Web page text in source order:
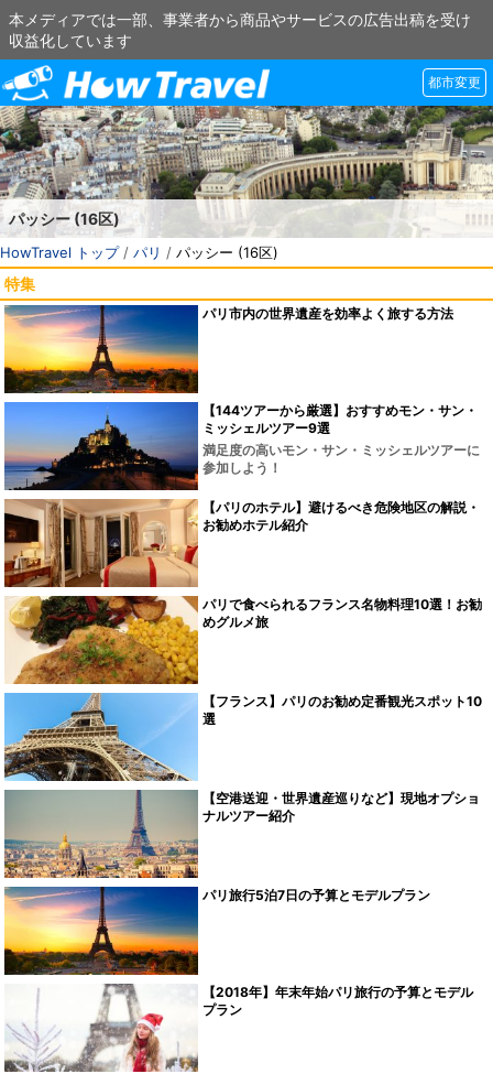
本メディアでは一部、事業者から商品やサービスの広告出稿を受け
収益化しています
都市変更
パッシー (16区)
HowTravel トップ/ パリ / パッシー (16区)
特集
パリ市内の世界遺産を効率よく旅する方法
【144ツアーから厳選】おすすめモン・サン・
ミッシェルツアー9選
満足度の高いモン・サン・ミッシェルツアーに
参加しよう！
【パリのホテル】避けるべき危険地区の解説・
お勧めホテル紹介
パリで食べられるフランス名物料理10選！お勧
めグルメ旅
【フランス】パリのお勧め定番観光スポット10
選
【空港送迎・世界遺産巡りなど】現地オプショ
ナルツアー紹介
パリ旅行5泊7日の予算とモデルプラン
【2018年】年末年始パリ旅行の予算とモデル
プラン